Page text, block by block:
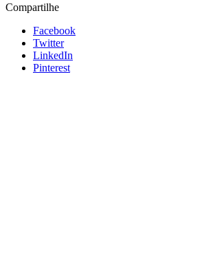
Compartilhe
Facebook
Twitter
LinkedIn
Pinterest